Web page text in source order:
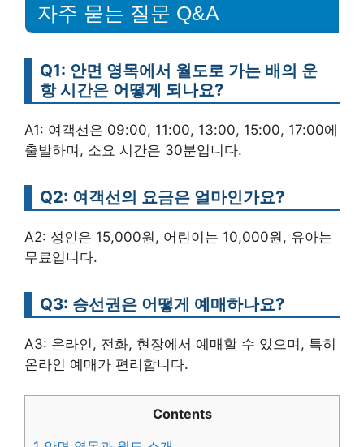
자주 묻는 질문 Q&A
Q1: 안면 영목에서 월도로 가는 배의 운
항 시간은 어떻게 되나요?
A1: 여객선은 09:00, 11:00, 13:00, 15:00, 17:00에
출발하며, 소요 시간은 30분입니다.
Q2: 여객선의 요금은 얼마인가요?
A2: 성인은 15,000원, 어린이는 10,000원, 유아는
무료입니다.
Q3: 승선권은 어떻게 예매하나요?
A3: 온라인, 전화, 현장에서 예매할 수 있으며, 특히
온라인 예매가 편리합니다.
Contents